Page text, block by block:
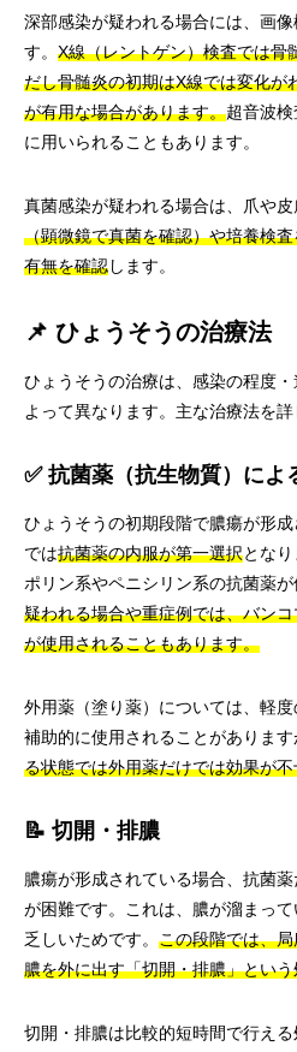
深部感染が疑われる場合には、画
す。 X線（レントゲン）検査では骨
だし骨髄炎の初期はX線では変化が
が有用な場合があります。超音波
に用いられることもあります。
真菌感染が疑われる場合は、爪や
（顕微鏡で真菌を確認）や培養検
有無を確認します。
📌 ひょうそうの治療法
ひょうそうの治療は、感染の程度
よって異なります。主な治療法を詳
✅ 抗菌薬（抗生物質）によ
ひょうそうの初期段階で膿瘍が形
では抗菌薬の内服が第一選択とな
ポリン系やペニシリン系の抗菌薬が
疑われる場合や重症例では、バン
が使用されることもあります。
外用薬（塗り薬）については、軽
補助的に使用されることがあります
る状態では外用薬だけでは効果が不
📝 切開・排膿
膿瘍が形成されている場合、抗菌
が困難です。これは、膿が溜まっ
乏しいためです。 この段階では、
膿を外に出す「切開・排膿」とい
切開・排膿は比較的短時間で行え